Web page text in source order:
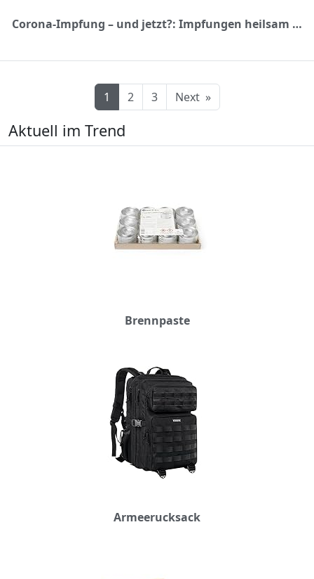
Corona-Impfung – und jetzt?: Impfungen heilsam begleiten
1 2 3 Next »
Aktuell im Trend
Brennpaste
Armeerucksack